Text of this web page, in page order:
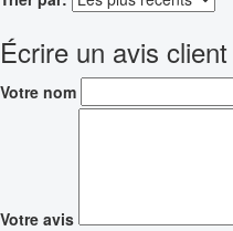
Écrire un avis client
Votre nom
Votre avis